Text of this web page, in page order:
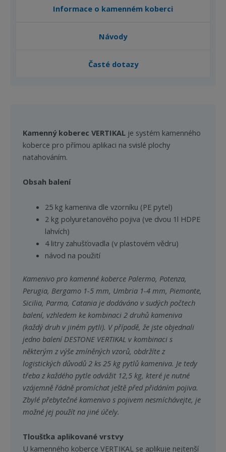
Informace o kamenném koberci
Návody
Časté dotazy
Kamenný koberec VERTIKAL je systém kamenného
koberce pro přímou aplikaci na svislé plochy
natahováním.
Obsah balení
25 kg kameniva dle vzorníku (PE pytel)
2 kg polyuretanového pojiva (ve dvou 1l HDPE
lahvích)
4 litry zahušťovadla (v plastovém vědru)
návod na použití
Kamenivo pro kamenné koberce Palermo, Potenza,
Perugia, Bergamo 1-5 mm, Umbria 1-4 mm, Piemonte,
Sicilia, Parma, Catania je dodáváno v sudých počtech
balení, vzhledem ke kombinaci 2 druhů kameniva
(každý druh v jiném pytli). V případě, že jste objednali
jedno balení DESTONE VERTIKAL v kombinaci s
některým z výše zmíněných vzorů, obdržíte z
logistických důvodů 2 ks 25 kg pytlů kameniva. Je tedy
třeba z každého pytle odvážit 12,5 kg, které je nutné
vzájemně řádně promíchat ještě před přidáním pojiva.
Zbylé přebytečné kamenivo s pojivem nesmíchávejte, je
možné jej použít na jiné účely.
Tloušťka aplikované vrstvy
U kamenného koberce VERTIKAL se aplikuje nejtenší